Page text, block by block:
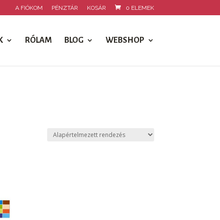
A FIÓKOM PÉNZTÁR KOSÁR 0 ELEMEK
RÓLAM BLOG WEBSHOP